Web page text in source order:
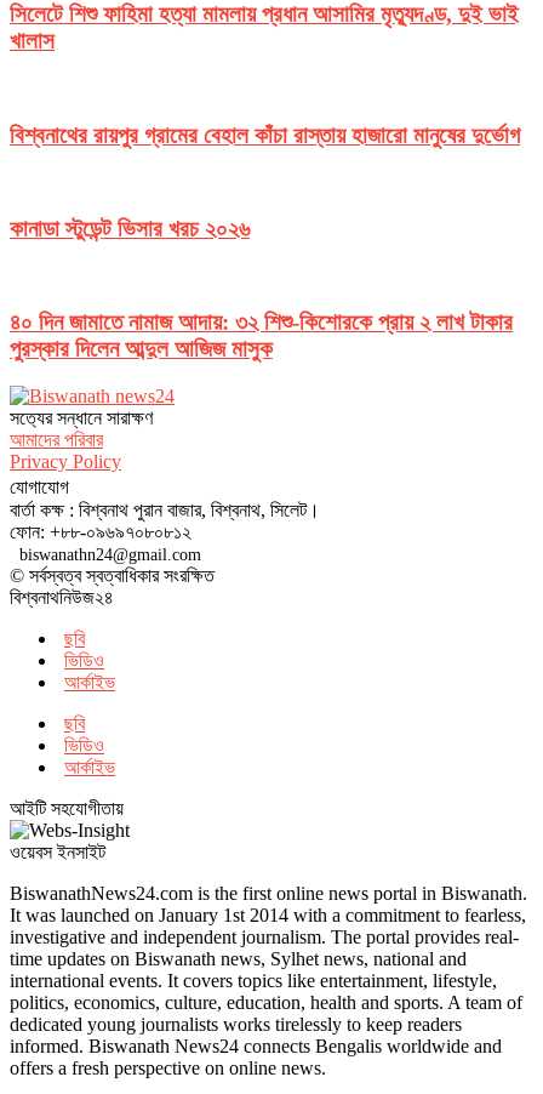
সিলেটে শিশু ফাহিমা হত্যা মামলায় প্রধান আসামির মৃত্যুদণ্ড, দুই ভাই
খালাস
বিশ্বনাথের রায়পুর গ্রামের বেহাল কাঁচা রাস্তায় হাজারো মানুষের দুর্ভোগ
কানাডা স্টুডেন্ট ভিসার খরচ ২০২৬
৪০ দিন জামাতে নামাজ আদায়: ৩২ শিশু-কিশোরকে প্রায় ২ লাখ টাকার
পুরস্কার দিলেন আব্দুল আজিজ মাসুক
সত‌্যের সন্ধানে সারাক্ষণ
আমাদের পরিবার
Privacy Policy
যোগাযোগ
বার্তা কক্ষ : বিশ্বনাথ পুরান বাজার, বিশ্বনাথ, সিলেট।
ফোন: +৮৮-০৯৬৯৭০৮০৮১২
biswanathn24@gmail.com
© সর্বস্বত্ব স্বত্বাধিকার সংরক্ষিত
বিশ্বনাথনিউজ২৪
ছবি
ভিডিও
আর্কাইভ
ছবি
ভিডিও
আর্কাইভ
আইটি সহযোগীতায়
ওয়েবস ইনসাইট
BiswanathNews24.com is the first online news portal in Biswanath.
It was launched on January 1st 2014 with a commitment to fearless,
investigative and independent journalism. The portal provides real-
time updates on Biswanath news, Sylhet news, national and
international events. It covers topics like entertainment, lifestyle,
politics, economics, culture, education, health and sports. A team of
dedicated young journalists works tirelessly to keep readers
informed. Biswanath News24 connects Bengalis worldwide and
offers a fresh perspective on online news.